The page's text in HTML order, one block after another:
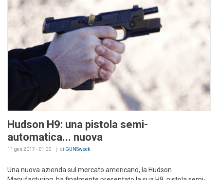
Hudson H9: una pistola semi-
automatica... nuova
11 gen 2017 - 01:00 di GUNSweek
Una nuova azienda sul mercato americano, la Hudson